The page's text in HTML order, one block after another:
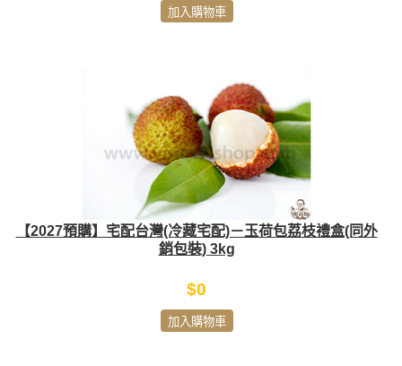
加入購物車
【2027預購】宅配台灣(冷藏宅配)－玉荷包荔枝禮盒(同外
銷包裝) 3kg
$0
加入購物車